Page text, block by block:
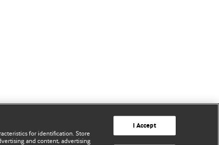
for identification. Store
and content, advertising
I Accept